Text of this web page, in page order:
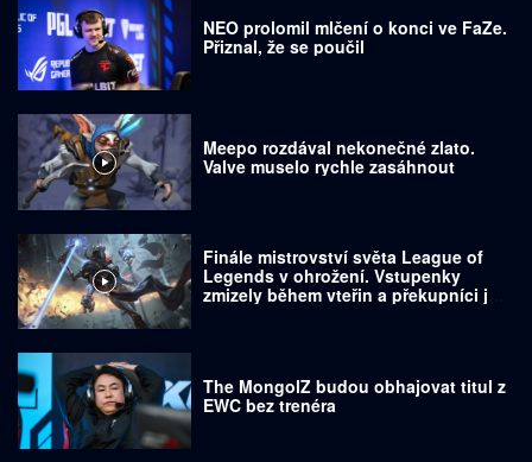
NEO prolomil mlčení o konci ve FaZe.
Přiznal, že se poučil
Meepo rozdával nekonečné zlato.
Valve muselo rychle zasáhnout
Finále mistrovství světa League of
Legends v ohrožení. Vstupenky
zmizely během vteřin a překupníci je
The MongolZ budou obhajovat titul z
EWC bez trenéra